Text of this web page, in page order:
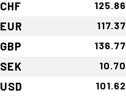
CHF
EUR
GBP
SEK
USD